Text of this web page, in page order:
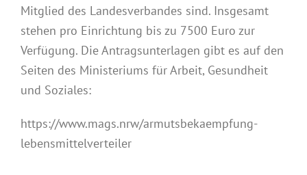
Mitglied des Landesverbandes sind. Insgesamt
stehen pro Einrichtung bis zu 7500 Euro zur
Verfügung. Die Antragsunterlagen gibt es auf den
Seiten des Ministeriums für Arbeit, Gesundheit
und Soziales:
https://www.mags.nrw/armutsbekaempfung-
lebensmittelverteiler